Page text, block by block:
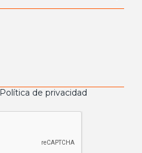
Política de privacidad